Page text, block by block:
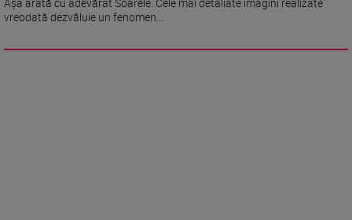
vreodată dezvăluie un fenomen...